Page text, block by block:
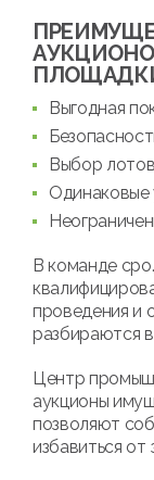
Выгодная
Выбор лотов
Одинаковые
В команде
проведения и
разбираются
Центр
аукционы
позволяют
избавиться